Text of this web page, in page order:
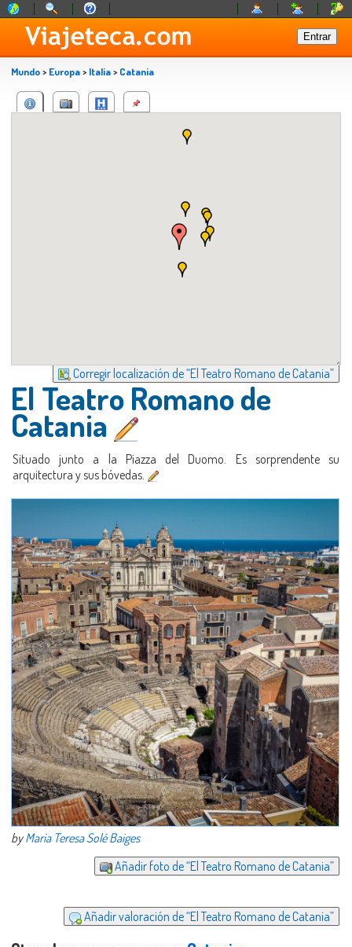
Mundo> Europa> Italia> Catania
Corregir localización de “El Teatro Romano de Catania”
El Teatro Romano de
Catania
Situado junto a la Piazza del Duomo. Es sorprendente su
arquitectura y sus bóvedas.
byMaria Teresa Solé Baiges
Añadir foto de “El Teatro Romano de Catania”
Añadir valoración de “El Teatro Romano de Catania”